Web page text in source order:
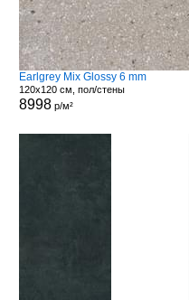
Earlgrey Mix Glossy 6 mm
120x120 см, пол/стены
8998р/м²